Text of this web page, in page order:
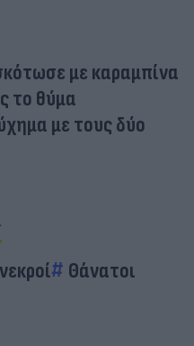
με καραμπίνα
το θύμα
με τους δύο
νεκροί
Θάνατοι